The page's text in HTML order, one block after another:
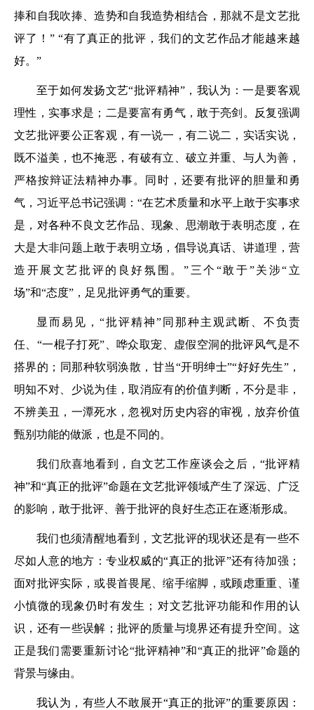
捧和自我吹捧、造势和自我造势相结合，那就不是文艺批
评了！” “有了真正的批评，我们的文艺作品才能越来越
好。”
至于如何发扬文艺“批评精神”，我认为：一是要客观
理性，实事求是；二是要富有勇气，敢于亮剑。反复强调
文艺批评要公正客观，有一说一，有二说二，实话实说，
既不溢美，也不掩恶，有破有立、破立并重、与人为善，
严格按辩证法精神办事。同时，还要有批评的胆量和勇
气，习近平总书记强调：“在艺术质量和水平上敢于实事求
是，对各种不良文艺作品、现象、思潮敢于表明态度，在
大是大非问题上敢于表明立场，倡导说真话、讲道理，营
造开展文艺批评的良好氛围。”三个“敢于”关涉“立
场”和“态度”，足见批评勇气的重要。
显而易见，“批评精神”同那种主观武断、不负责
任、“一棍子打死”、哗众取宠、虚假空洞的批评风气是不
搭界的；同那种软弱涣散，甘当“开明绅士”“好好先生”，
明知不对、少说为佳，取消应有的价值判断，不分是非，
不辨美丑，一潭死水，忽视对历史内容的审视，放弃价值
甄别功能的做派，也是不同的。
我们欣喜地看到，自文艺工作座谈会之后，“批评精
神”和“真正的批评”命题在文艺批评领域产生了深远、广泛
的影响，敢于批评、善于批评的良好生态正在逐渐形成。
我们也须清醒地看到，文艺批评的现状还是有一些不
尽如人意的地方：专业权威的“真正的批评”还有待加强；
面对批评实际，或畏首畏尾、缩手缩脚，或顾虑重重、谨
小慎微的现象仍时有发生；对文艺批评功能和作用的认
识，还有一些误解；批评的质量与境界还有提升空间。这
正是我们需要重新讨论“批评精神”和“真正的批评”命题的
背景与缘由。
我认为，有些人不敢展开“真正的批评”的重要原因：